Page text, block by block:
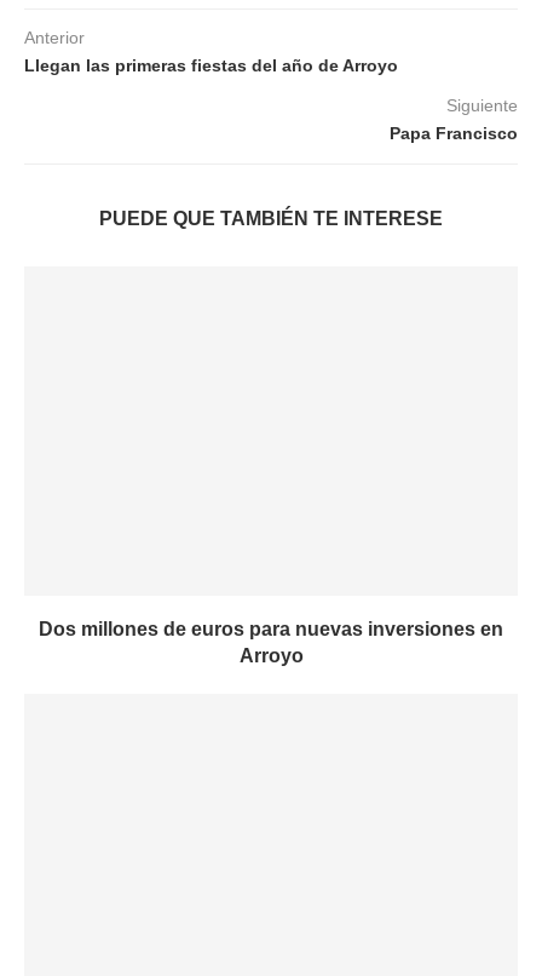
Anterior
Llegan las primeras fiestas del año de Arroyo
Siguiente
Papa Francisco
PUEDE QUE TAMBIÉN TE INTERESE
Dos millones de euros para nuevas inversiones en
Arroyo